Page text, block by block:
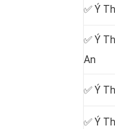
✅ Ý
✅ Ý
An
✅ Ý
✅ Ý